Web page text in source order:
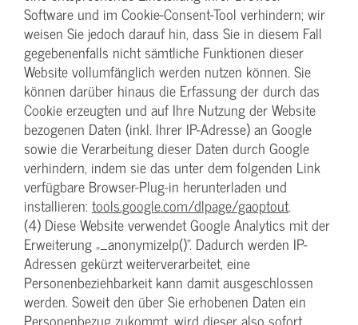
Software und im Cookie-Consent-Tool verhindern; wir
weisen Sie jedoch darauf hin, dass Sie in diesem Fall
gegebenenfalls nicht sämtliche Funktionen dieser
Website vollumfänglich werden nutzen können. Sie
können darüber hinaus die Erfassung der durch das
Cookie erzeugten und auf Ihre Nutzung der Website
bezogenen Daten (inkl. Ihrer IP-Adresse) an Google
sowie die Verarbeitung dieser Daten durch Google
verhindern, indem sie das unter dem folgenden Link
verfügbare Browser-Plug-in herunterladen und
installieren: tools.google.com/dlpage/gaoptout.
(4) Diese Website verwendet Google Analytics mit der
Erweiterung „_anonymizeIp()“. Dadurch werden IP-
Adressen gekürzt weiterverarbeitet, eine
Personenbeziehbarkeit kann damit ausgeschlossen
werden. Soweit den über Sie erhobenen Daten ein